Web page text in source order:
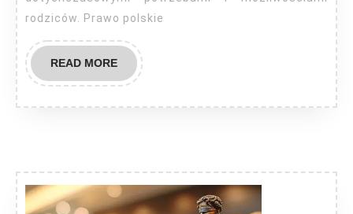
rodziców. Prawo polskie
READ MOREREAD
MORE